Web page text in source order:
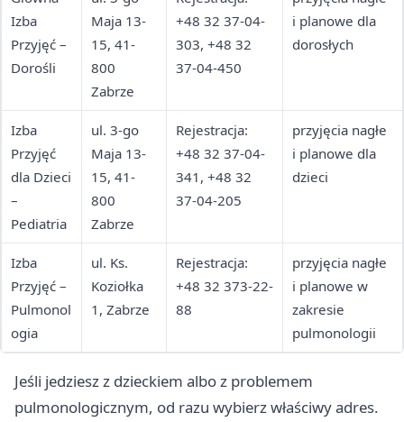
Izba
Przyjęć –
Dorośli
Maja 13-
15, 41-
800
Zabrze
+48 32 37-04-
303, +48 32
37-04-450
i planowe dla
dorosłych
Izba
Przyjęć
dla Dzieci
–
Pediatria
ul. 3-go
Maja 13-
15, 41-
800
Zabrze
Rejestracja:
+48 32 37-04-
341, +48 32
37-04-205
przyjęcia nagłe
i planowe dla
dzieci
Izba
Przyjęć –
Pulmonol
ogia
ul. Ks.
Koziołka
1, Zabrze
Rejestracja:
+48 32 373-22-
88
przyjęcia nagłe
i planowe w
zakresie
pulmonologii
Jeśli jedziesz z dzieckiem albo z problemem
pulmonologicznym, od razu wybierz właściwy adres.